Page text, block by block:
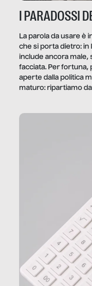
I PARADOSSI
La parola da usare è
che si porta dietro: in
include ancora male,
facciata. Per fortuna,
aperte dalla politica
maturo: ripartiamo da